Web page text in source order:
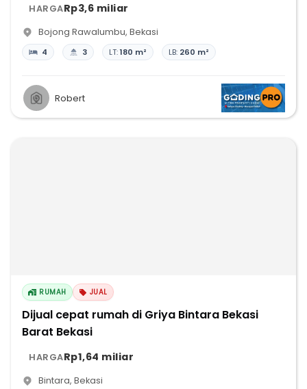
HARGARp3,6 miliar
Bojong Rawalumbu, Bekasi
4 3 LT:180 m² LB: 260 m²
Robert
RUMAH JUAL
Dijual cepat rumah di Griya Bintara Bekasi
Barat Bekasi
HARGARp1,64 miliar
Bintara, Bekasi